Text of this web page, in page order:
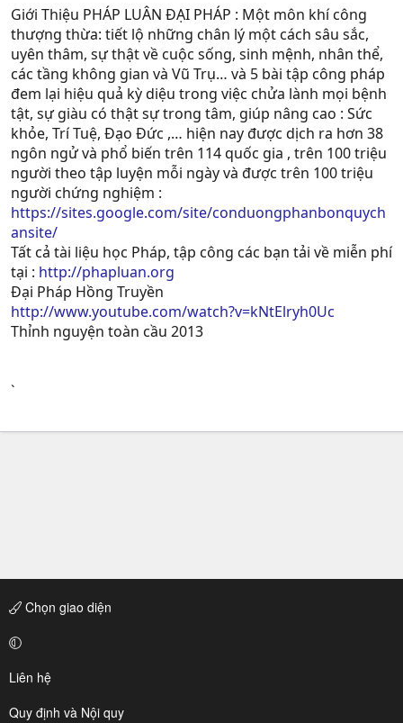
Giới Thiệu PHÁP LUÂN ĐẠI PHÁP : Một môn khí công
thượng thừa: tiết lộ những chân lý một cách sâu sắc,
uyên thâm, sự thật về cuộc sống, sinh mệnh, nhân thể,
các tầng không gian và Vũ Trụ… và 5 bài tập công pháp
đem lại hiệu quả kỳ diệu trong việc chửa lành mọi bệnh
tật, sự giàu có thật sự trong tâm, giúp nâng cao : Sức
khỏe, Trí Tuệ, Ðạo Ðức ,… hiện nay được dịch ra hơn 38
ngôn ngử và phổ biến trên 114 quốc gia , trên 100 triệu
người theo tập luyện mỗi ngày và được trên 100 triệu
người chứng nghiệm :
https://sites.google.com/site/conduongphanbonquych
ansite/
Tất cả tài liệu học Pháp, tập công các bạn tải về miễn phí
tại : http://phapluan.org
Đại Pháp Hồng Truyền
http://www.youtube.com/watch?v=kNtElryh0Uc
Thỉnh nguyện toàn cầu 2013
`
Chọn giao diện
Liên hệ
Quy định và Nội quy